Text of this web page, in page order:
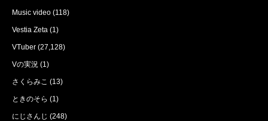
Music video (118)
Vestia Zeta (1)
VTuber (27,128)
Vの実況 (1)
さくらみこ (13)
ときのそら (1)
にじさんじ (248)